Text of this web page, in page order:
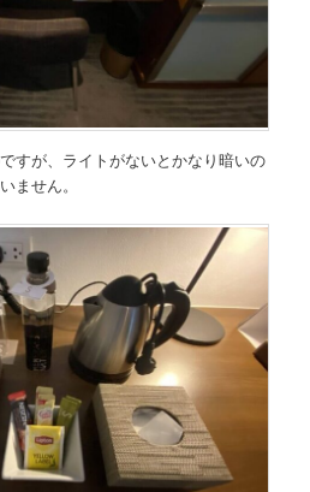
すが、ライトがないとかなり暗いの
ません。